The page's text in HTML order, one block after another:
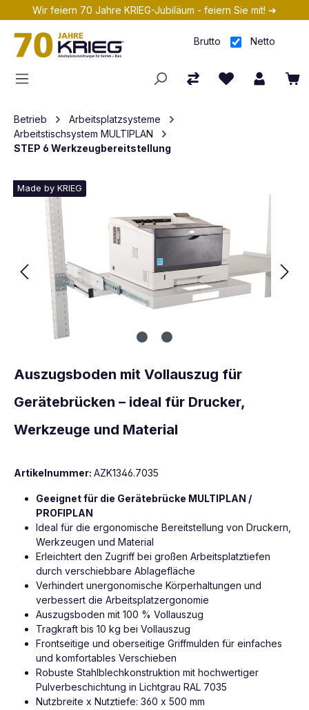
Zum Hauptinhalt springen
Wir feiern 70 Jahre KRIEG-Jubiläum - feiern Sie mit! ➔
Brutto Netto
Betrieb
Arbeitsplatzsysteme
Arbeitstischsystem MULTIPLAN
STEP 6 Werkzeugbereitstellung
Made by KRIEG
Auszugsboden mit Vollauszug für
Gerätebrücken – ideal für Drucker,
Werkzeuge und Material
Artikelnummer: AZK1346.7035
Geeignet für die Gerätebrücke MULTIPLAN /
PROFIPLAN
Ideal für die ergonomische Bereitstellung von Druckern,
Werkzeugen und Material
Erleichtert den Zugriff bei großen Arbeitsplatztiefen
durch verschiebbare Ablagefläche
Verhindert unergonomische Körperhaltungen und
verbessert die Arbeitsplatzergonomie
Auszugsboden mit 100 % Vollauszug
Tragkraft bis 10 kg bei Vollauszug
Frontseitige und oberseitige Griffmulden für einfaches
und komfortables Verschieben
Robuste Stahlblechkonstruktion mit hochwertiger
Pulverbeschichtung in Lichtgrau RAL 7035
Nutzbreite x Nutztiefe: 360 x 500 mm